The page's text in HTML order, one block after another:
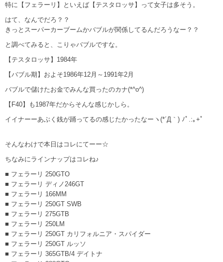
特に【フェラーリ】といえば【テスタロッサ】って女子は多そう。
はて、なんでだろ？？
きっとスーパーカーブームかバブルが関係してるんだろうなー？？
と調べてみると、こりゃバブルですな。
【テスタロッサ】1984年
【バブル期】およそ1986年12月～1991年2月
バブルで儲けたお金でみんな買ったのカナ(*^o^)
【F40】も1987年だからそんな感じかしら。
イイナーーあぶく銭が踊ってるの感じたかったなーヽ(*´Д｀) ﾉﾟ.:｡+ﾟ
そんなわけで本日はコレにてーー☆
ちなみにラインナップはコレね♪
■ フェラーリ 250GTO
■ フェラーリ ディノ246GT
■ フェラーリ 166MM
■ フェラーリ 250GT SWB
■ フェラーリ 275GTB
■ フェラーリ 250LM
■ フェラーリ 250GT カリフォルニア・スパイダー
■ フェラーリ 250GT ルッソ
■ フェラーリ 365GTB/4 デイトナ